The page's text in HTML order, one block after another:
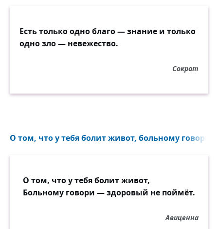
Есть только одно благо — знание и только
одно зло — невежество.
Сократ
О том, что у тебя болит живот, больному
О том, что у тебя болит живот,
Больному говори — здоровый не поймёт.
Авиценна